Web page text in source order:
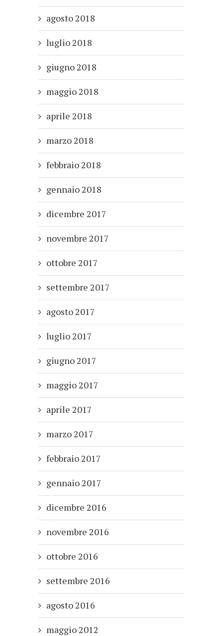
agosto 2018
luglio 2018
giugno 2018
maggio 2018
aprile 2018
marzo 2018
febbraio 2018
gennaio 2018
dicembre 2017
novembre 2017
ottobre 2017
settembre 2017
agosto 2017
luglio 2017
giugno 2017
maggio 2017
aprile 2017
marzo 2017
febbraio 2017
gennaio 2017
dicembre 2016
novembre 2016
ottobre 2016
settembre 2016
agosto 2016
maggio 2012